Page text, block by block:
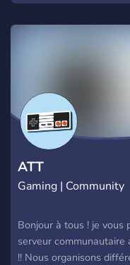
ATT
Gaming | Community
Bonjour à tous ! je vous
serveur communautaire
!! Nous organisons